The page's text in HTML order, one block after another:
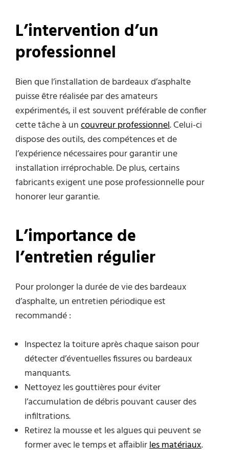
L’intervention d’un
professionnel
Bien que l’installation de bardeaux d’asphalte
puisse être réalisée par des amateurs
expérimentés, il est souvent préférable de confier
cette tâche à uncouvreur professionnel. Celui-ci
dispose des outils, des compétences et de
l’expérience nécessaires pour garantir une
installation irréprochable. De plus, certains
fabricants exigent une pose professionnelle pour
honorer leur garantie.
L’importance de
l’entretien régulier
Pour prolonger la durée de vie des bardeaux
d’asphalte, un entretien périodique est
recommandé :
Inspectez la toiture après chaque saison pour
détecter d’éventuelles fissures ou bardeaux
manquants.
Nettoyez les gouttières pour éviter
l’accumulation de débris pouvant causer des
infiltrations.
Retirez la mousse et les algues qui peuvent se
former avec le temps et affaiblirles matériaux.